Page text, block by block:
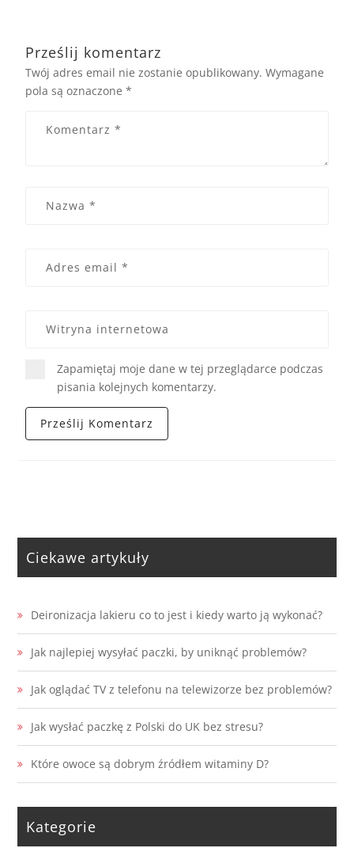
Prześlij komentarz
Twój adres email nie zostanie opublikowany. Wymagane
pola są oznaczone*
Zapamiętaj moje dane w tej przeglądarce podczas
pisania kolejnych komentarzy.
Ciekawe artykuły
Deironizacja lakieru co to jest i kiedy warto ją wykonać?
Jak najlepiej wysyłać paczki, by uniknąć problemów?
Jak oglądać TV z telefonu na telewizorze bez problemów?
Jak wysłać paczkę z Polski do UK bez stresu?
Które owoce są dobrym źródłem witaminy D?
Kategorie